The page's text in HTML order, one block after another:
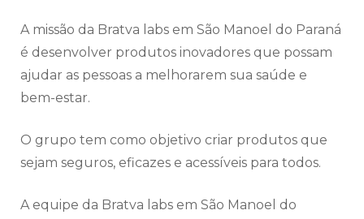
A missão da Bratva labs em São Manoel do Paraná
é desenvolver produtos inovadores que possam
ajudar as pessoas a melhorarem sua saúde e
bem-estar.
O grupo tem como objetivo criar produtos que
sejam seguros, eficazes e acessíveis para todos.
A equipe da Bratva labs em São Manoel do